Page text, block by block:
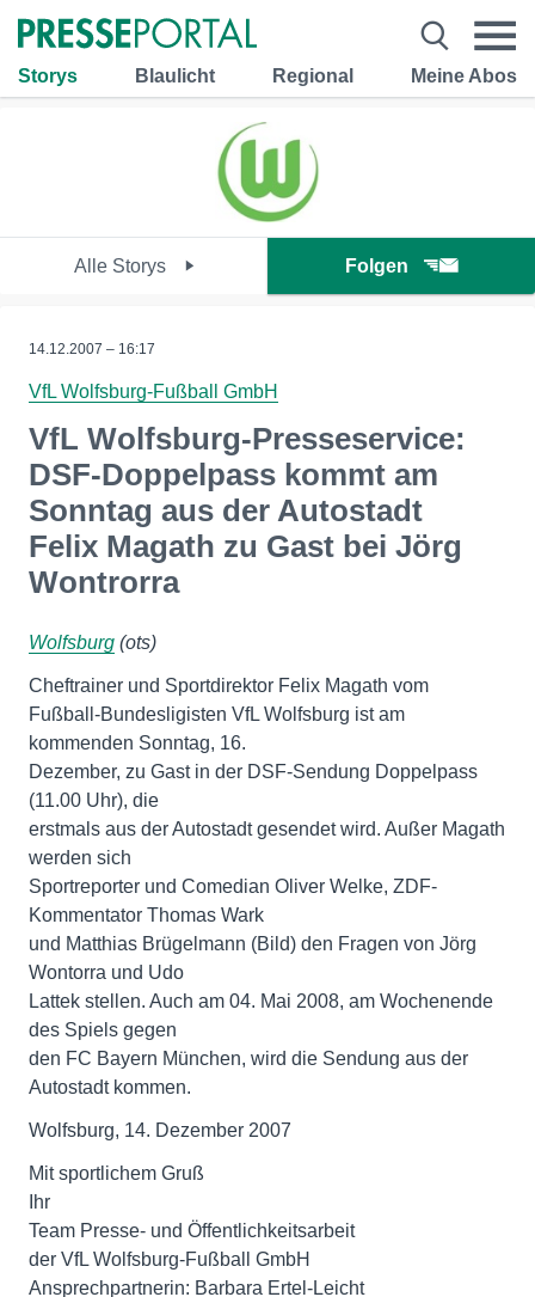
Storys Blaulicht Regional Meine Abos
Alle Storys Folgen
14.12.2007 – 16:17
VfL Wolfsburg-Fußball GmbH
VfL Wolfsburg-Presseservice:
DSF-Doppelpass kommt am
Sonntag aus der Autostadt
Felix Magath zu Gast bei Jörg
Wontrorra
Wolfsburg (ots)
Cheftrainer und Sportdirektor Felix Magath vom
Fußball-Bundesligisten VfL Wolfsburg ist am
kommenden Sonntag, 16.
Dezember, zu Gast in der DSF-Sendung Doppelpass
(11.00 Uhr), die
erstmals aus der Autostadt gesendet wird. Außer Magath
werden sich
Sportreporter und Comedian Oliver Welke, ZDF-
Kommentator Thomas Wark
und Matthias Brügelmann (Bild) den Fragen von Jörg
Wontorra und Udo
Lattek stellen. Auch am 04. Mai 2008, am Wochenende
des Spiels gegen
den FC Bayern München, wird die Sendung aus der
Autostadt kommen.
Wolfsburg, 14. Dezember 2007
Mit sportlichem Gruß
Ihr
Team Presse- und Öffentlichkeitsarbeit
der VfL Wolfsburg-Fußball GmbH
Ansprechpartnerin: Barbara Ertel-Leicht